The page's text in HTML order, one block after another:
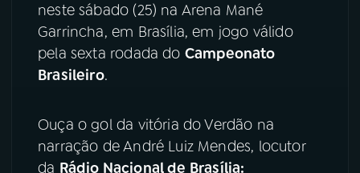
07ÚLTIMAS
08FESTIVAL DE MÚSICA
ACOMPANHE A RÁDIO NACIONAL
YouTube Facebook
neste sábado (25) na Arena Mané
Garrincha, em Brasília, em jogo válido
pela sexta rodada do Campeonato
Brasileiro.
Ouça o gol da vitória do Verdão na
narração de André Luiz Mendes, locutor
da Rádio Nacional de Brasília: